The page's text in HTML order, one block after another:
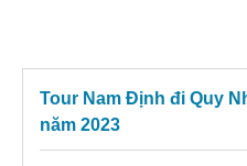
Tour Nam Định đi Quy
năm 2023